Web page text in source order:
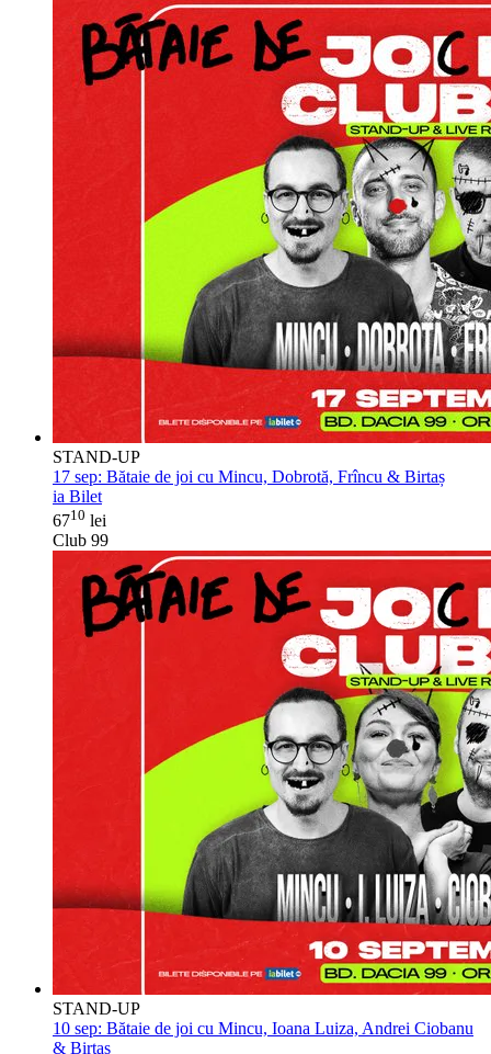
STAND-UP
17 sep: Bătaie de joi cu Mincu, Dobrotă, Frîncu & Birtaș
ia Bilet
6710 lei
Club 99
STAND-UP
10 sep: Bătaie de joi cu Mincu, Ioana Luiza, Andrei Ciobanu
& Birtaș